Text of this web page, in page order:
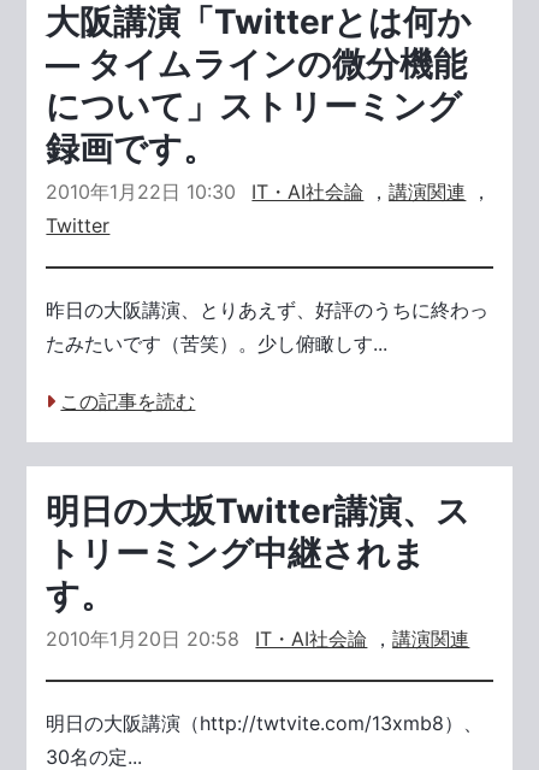
大阪講演「Twitterとは何か
― タイムラインの微分機能
について」ストリーミング
録画です。
2010年1月22日 10:30 IT・AI社会論 ，講演関連 ，
Twitter
昨日の大阪講演、とりあえず、好評のうちに終わっ
たみたいです（苦笑）。少し俯瞰しす...
この記事を読む
明日の大坂Twitter講演、ス
トリーミング中継されま
す。
2010年1月20日 20:58 IT・AI社会論 ，講演関連
明日の大阪講演（http://twtvite.com/13xmb8）、
30名の定...